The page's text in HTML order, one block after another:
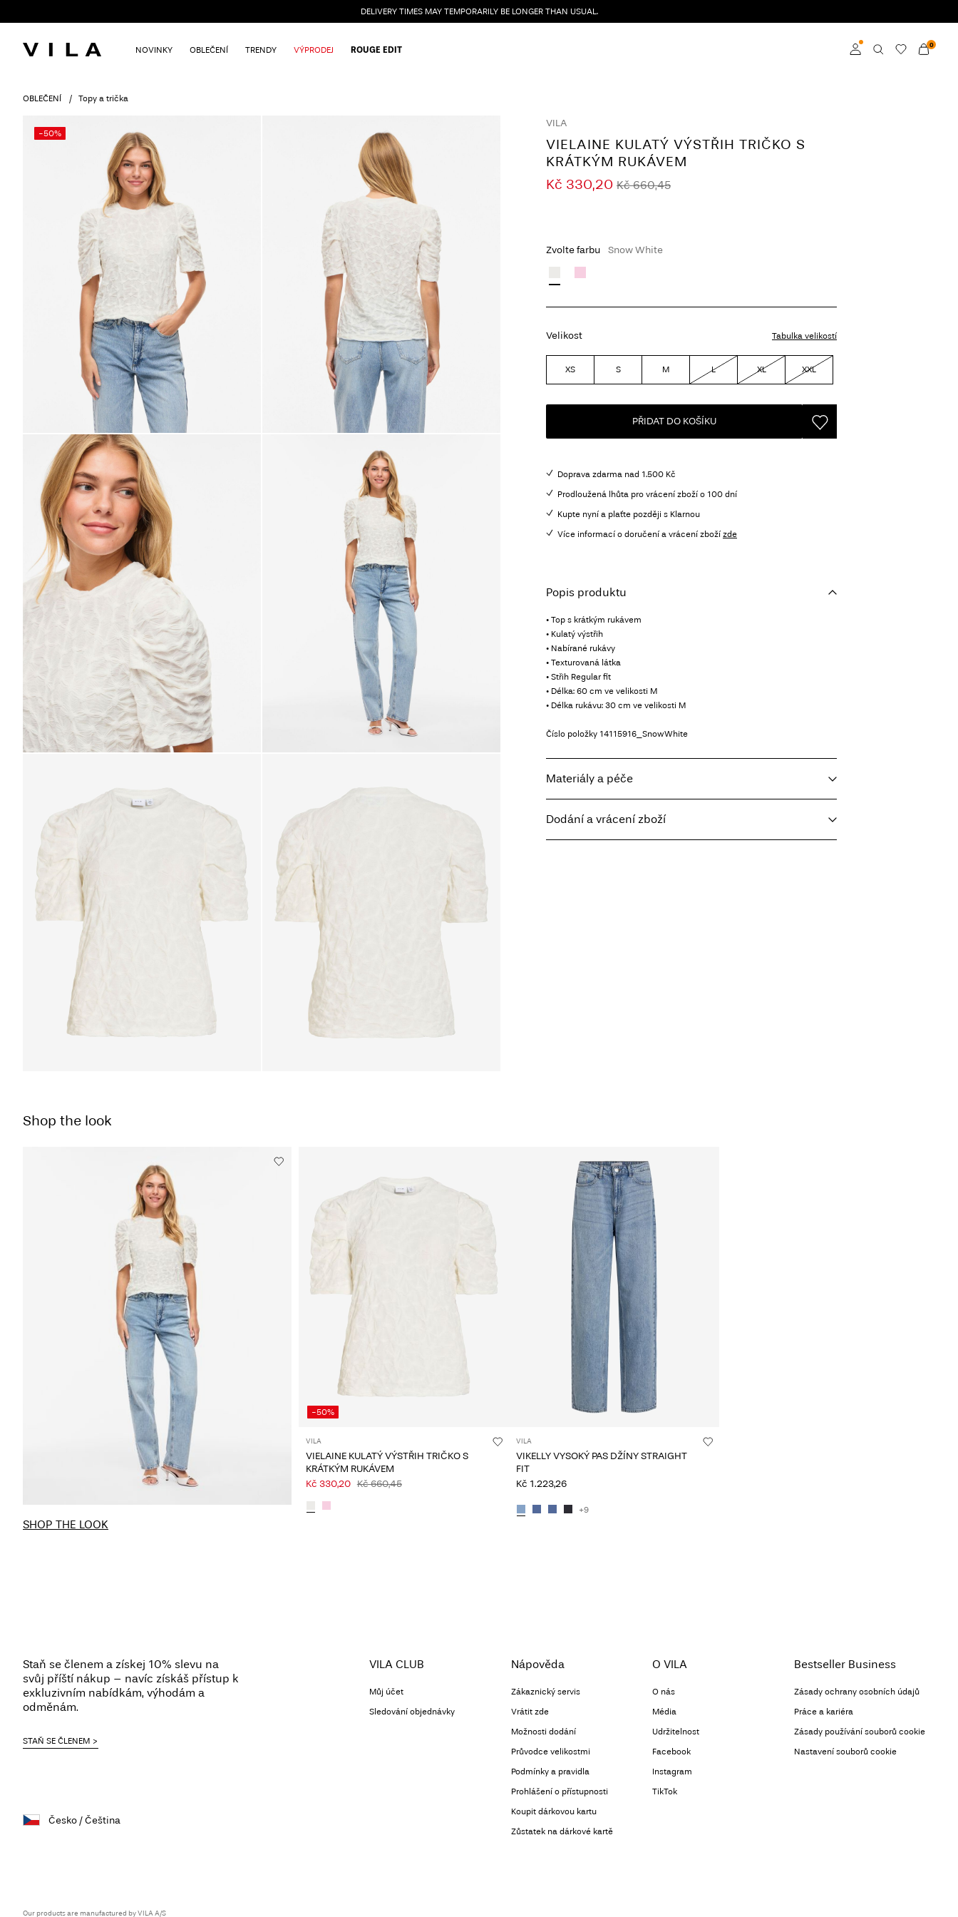
DELIVERY TIMES MAY TEMPORARILY BE LONGER THAN USUAL.
0
NOVINKY OBLEČENÍ TRENDY VÝPRODEJ ROUGE EDIT
OBLEČENÍ Topy a trička
-50%
VILA
VIELAINE KULATÝ VÝSTŘIH TRIČKO S
KRÁTKÝM RUKÁVEM
Kč 330,20 Kč 660,45
Zvolte farbu Snow White
Velikost Tabulka velikostí
XS S M L XL XXL
PŘIDAT DO KOŠÍKU
Doprava zdarma nad 1.500 Kč
Prodloužená lhůta pro vrácení zboží o 100 dní
Kupte nyní a plaťte později s Klarnou
Více informací o doručení a vrácení zboží zde
Popis produktu
• Top s krátkým rukávem
• Kulatý výstřih
• Nabírané rukávy
• Texturovaná látka
• Střih Regular fit
• Délka: 60 cm ve velikosti M
• Délka rukávu: 30 cm ve velikosti M
Číslo položky 14115916_SnowWhite
Materiály a péče
Dodání a vrácení zboží
Shop the look
SHOP THE LOOK
-50%
VILA
VIELAINE KULATÝ VÝSTŘIH TRIČKO S
KRÁTKÝM RUKÁVEM
Kč 330,20 Kč 660,45
VILA
VIKELLY VYSOKÝ PAS DŽÍNY STRAIGHT
FIT
Kč 1.223,26
+9
Staň se členem a získej 10% slevu na
svůj příští nákup – navíc získáš přístup k
exkluzivním nabídkám, výhodám a
odměnám.
STAŇ SE ČLENEM
VILA CLUB
Můj účet
Sledování objednávky
Nápověda
Zákaznický servis
Vrátit zde
Možnosti dodání
Průvodce velikostmi
Podmínky a pravidla
Prohlášení o přístupnosti
Koupit dárkovou kartu
Zůstatek na dárkové kartě
O VILA
O nás
Média
Udržitelnost
Facebook
Instagram
TikTok
Bestseller Business
Zásady ochrany osobních údajů
Práce a kariéra
Zásady používání souborů cookie
Nastavení souborů cookie
Česko / Čeština
Our products are manufactured by VILA A/S